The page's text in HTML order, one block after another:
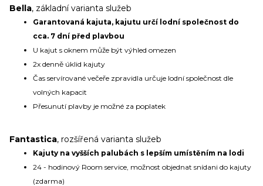
Bella, základní varianta služeb
Garantovaná kajuta, kajutu určí lodní společnost do
cca. 7 dní před plavbou
U kajut s oknem může být výhled omezen
2x denně úklid kajuty
Čas servírované večeře zpravidla určuje lodní společnost dle
volných kapacit
Přesunutí plavby je možné za poplatek
Fantastica, rozšířená varianta služeb
Kajuty na vyšších palubách s lepším umístěním na lodi
24 - hodinový Room service, možnost objednat snídani do kajuty
(zdarma)